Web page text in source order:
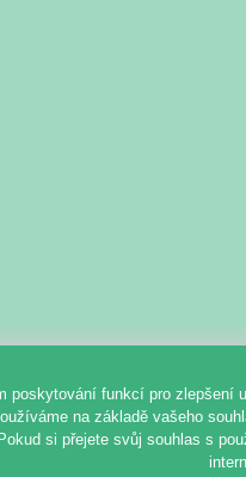
poskytování funkcí pro zlepšení
na základě vašeho
si přejete svůj souhlas s